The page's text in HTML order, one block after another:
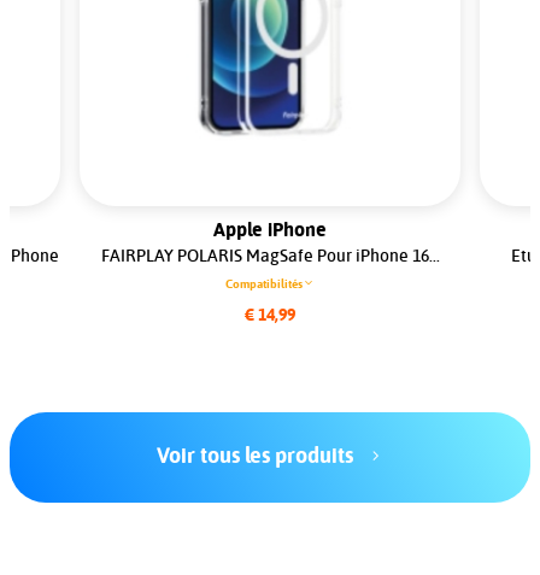
iPhone
Apple iPhone
FAIRPLAY POLARIS MagSafe Pour iPhone 16...
Compatibilités
€ 14,99
Voir tous les produits